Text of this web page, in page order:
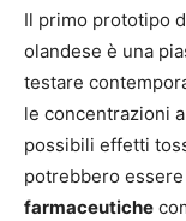
Il primo prototipo
olandese è una
testare
le concentrazioni
possibili effetti
potrebbero
farmaceutiche